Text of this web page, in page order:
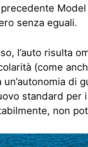
Model
senza eguali.
l’auto risulta
(come
un’autonomia di
standard per
non